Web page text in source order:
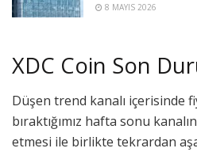
8 MAYIS 2026
XDC Coin Son
Düşen trend kanalı içerisinde
bıraktığımız hafta sonu
etmesi ile birlikte tekrardan